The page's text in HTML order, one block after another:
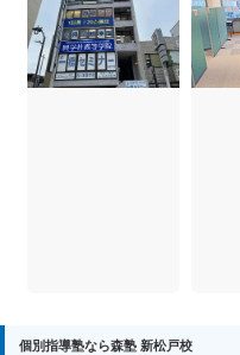
個別指導塾なら森塾 新松戸校